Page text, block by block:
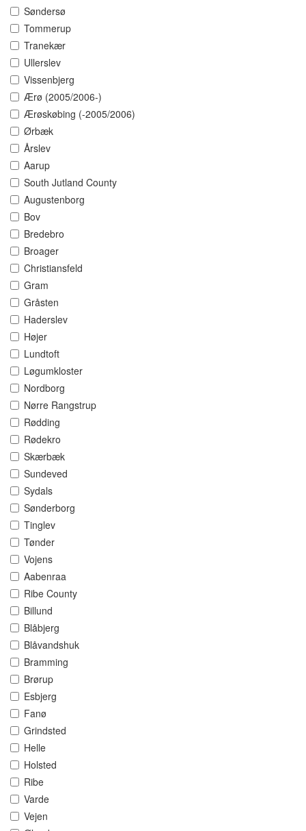
Søndersø
Tommerup
Tranekær
Ullerslev
Vissenbjerg
Ærø (2005/2006-)
Ærøskøbing (-2005/2006)
Ørbæk
Årslev
Aarup
South Jutland County
Augustenborg
Bov
Bredebro
Broager
Christiansfeld
Gram
Gråsten
Haderslev
Højer
Lundtoft
Løgumkloster
Nordborg
Nørre Rangstrup
Rødding
Rødekro
Skærbæk
Sundeved
Sydals
Sønderborg
Tinglev
Tønder
Vojens
Aabenraa
Ribe County
Billund
Blåbjerg
Blåvandshuk
Bramming
Brørup
Esbjerg
Fanø
Grindsted
Helle
Holsted
Ribe
Varde
Vejen